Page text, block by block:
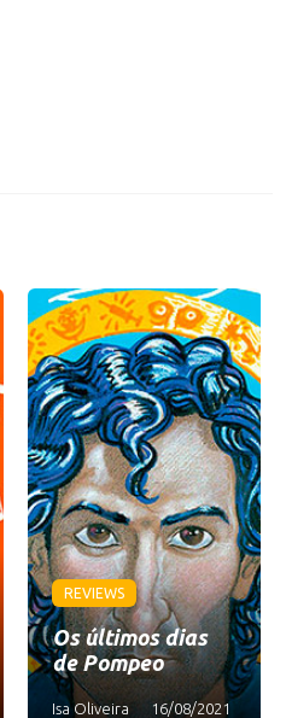
REVIEWS
Os últimos dias
de Pompeo
Isa Oliveira 16/08/2021